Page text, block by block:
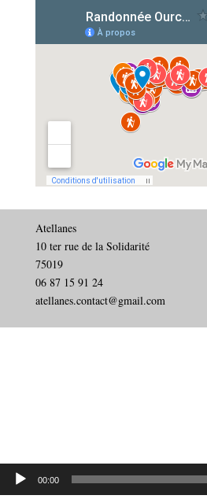
Atellanes
10 ter rue de la Solidarité
75019
06 87 15 91 24
atellanes.contact@gmail.com
00:00